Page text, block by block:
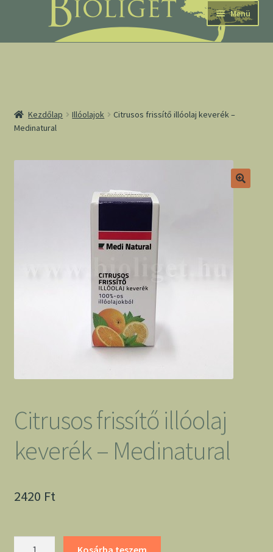
navigációhoz
tartalomba
Menü
Kezdőlap Illóolajok
Citrusos frissítő illóolaj keverék –
Medinatural
Citrusos frissítő illóolaj
keverék – Medinatural
2420 Ft
Kosárba teszem